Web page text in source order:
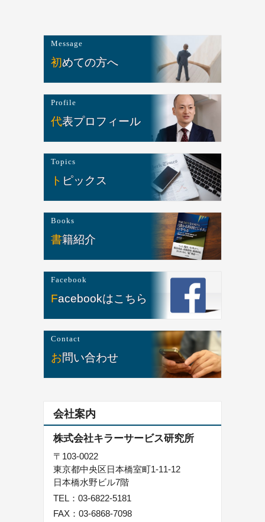
Message
初めての方へ
Profile
代表プロフィール
Topics
トピックス
Books
書籍紹介
Facebook
Facebookはこちら
Contact
お問い合わせ
会社案内
株式会社キラーサービス研究所
〒103-0022
東京都中央区日本橋室町1-11-12
日本橋水野ビル7階
TEL： 03-6822-5181
FAX：03-6868-7098